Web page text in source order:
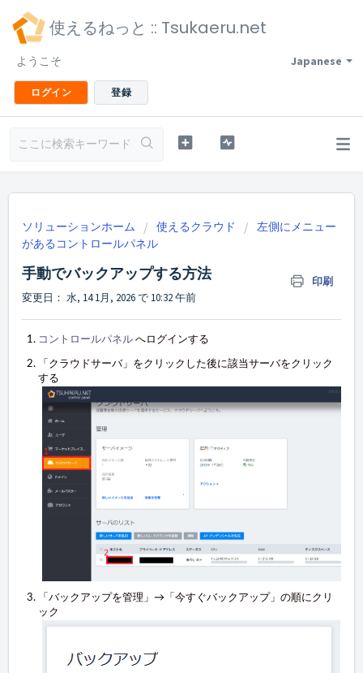
使えるねっと :: Tsukaeru.net
Japanese
ようこそ
ログイン 登録
ソリューションホーム 使えるクラウド
左側にメニュー
があるコントロールパネル
手動でバックアップする方法 印刷
変更日： 水, 14 1月, 2026 で 10:32 午前
コントロールパネル へログインする
「クラウドサーバ」をクリックした後に該当サーバをクリック
する
「バックアップを管理」→「今すぐバックアップ」の順にクリ
ック